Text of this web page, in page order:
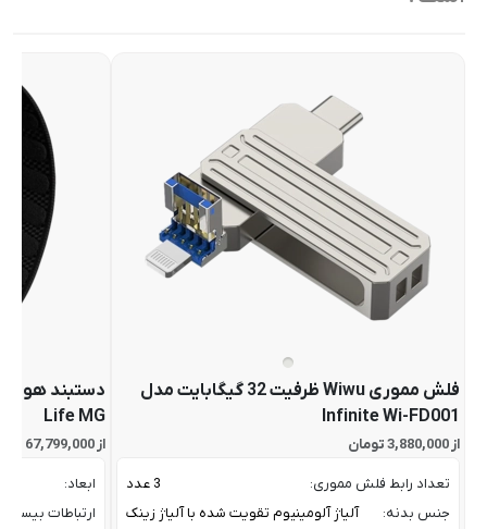
فلش مموری Wiwu ظرفیت 32 گیگابایت مدل
Infinite Wi-FD001
از 3,880,000 تومان
تعداد رابط فلش مموری:
3 عدد
جنس بدنه:
آلیاژ آلومینیوم تقویت شده با آلیاژ زینک
Life MG
از 67,799,000 تومان
ابعاد:
ارتباطات بیسیم: